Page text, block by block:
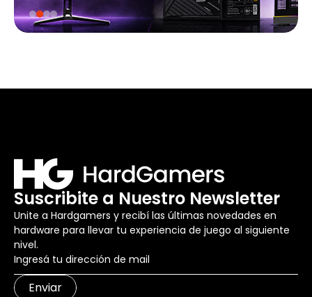
Suscribite a Nuestro Newsletter
Unite a Hardgamers y recibí las últimas novedades en
hardware para llevar tu experiencia de juego al siguiente
nivel.
Enviar